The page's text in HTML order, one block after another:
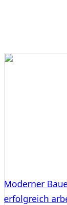
Moderner
erfolgreich